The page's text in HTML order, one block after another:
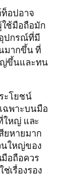
ท็อปอาจ
ช้มือถือมัก
ปกรณ์ที่มี
มากขึ้น ที่
ญ่ขึ้นและทน
ะโยชน์
ฉพาะบนมือ
ใหญ่ และ
ยหายมาก
นใหญ่ของ
อถือควร
เรื่องรอง